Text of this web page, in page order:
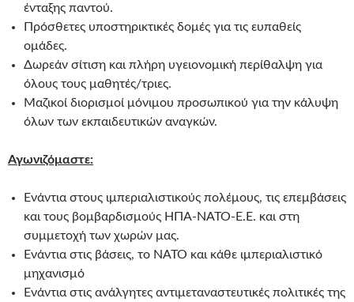
ένταξης παντού.
Πρόσθετες υποστηρικτικές δομές για τις ευπαθείς
ομάδες.
Δωρεάν σίτιση και πλήρη υγειονομική περίθαλψη για
όλους τους μαθητές/τριες.
Μαζικοί διορισμοί μόνιμου προσωπικού για την κάλυψη
όλων των εκπαιδευτικών αναγκών.
Αγωνιζόμαστε:
Ενάντια στους ιμπεριαλιστικούς πολέμους, τις επεμβάσεις
και τους βομβαρδισμούς ΗΠΑ-ΝΑΤΟ-Ε.Ε. και στη
συμμετοχή των χωρών μας.
Ενάντια στις βάσεις, το ΝΑΤΟ και κάθε ιμπεριαλιστικό
μηχανισμό
Ενάντια στις ανάλγητες αντιμεταναστευτικές πολιτικές της